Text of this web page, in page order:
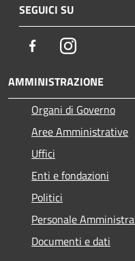
SEGUICI SU
FacebookInstagram
AMMINISTRAZIONE
Organi di Governo
Aree Amministrative
Uffici
Enti e fondazioni
Politici
Personale
Documenti e dati